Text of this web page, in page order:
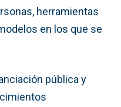
herramientas
en los que se
pública y